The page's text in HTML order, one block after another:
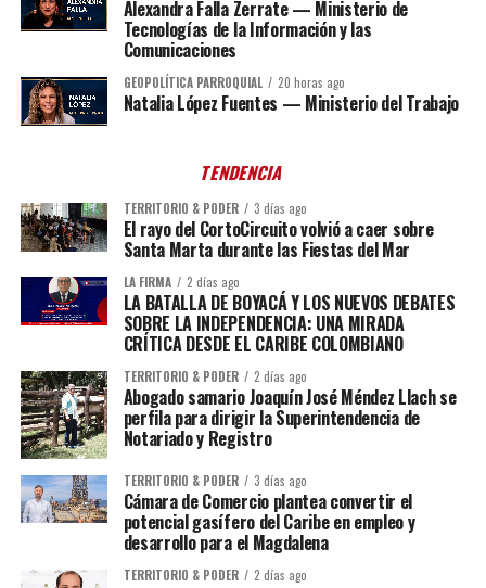
Alexandra Falla Zerrate — Ministerio de
Tecnologías de la Información y las
Comunicaciones
GEOPOLÍTICA PARROQUIAL 20 horas ago
Natalia López Fuentes — Ministerio del Trabajo
TENDENCIA
TERRITORIO & PODER 3 días ago
El rayo del CortoCircuito volvió a caer sobre
Santa Marta durante las Fiestas del Mar
LA FIRMA 2 días ago
LA BATALLA DE BOYACÁ Y LOS NUEVOS DEBATES
SOBRE LA INDEPENDENCIA: UNA MIRADA
CRÍTICA DESDE EL CARIBE COLOMBIANO
TERRITORIO & PODER 2 días ago
Abogado samario Joaquín José Méndez Llach se
perfila para dirigir la Superintendencia de
Notariado y Registro
TERRITORIO & PODER 3 días ago
Cámara de Comercio plantea convertir el
potencial gasífero del Caribe en empleo y
desarrollo para el Magdalena
TERRITORIO & PODER 2 días ago